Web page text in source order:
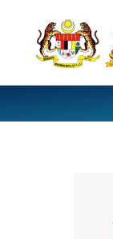
content